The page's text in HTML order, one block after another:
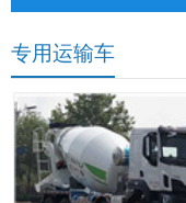
专用运输车